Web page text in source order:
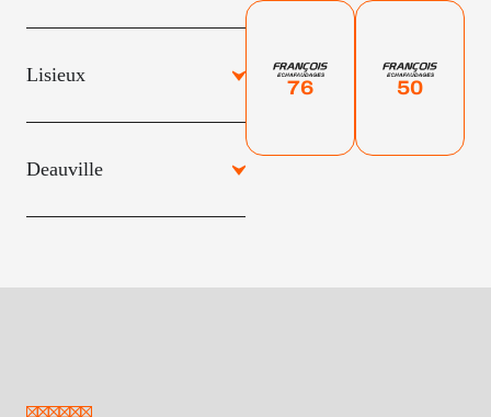
Lisieux
Deauville
76 50